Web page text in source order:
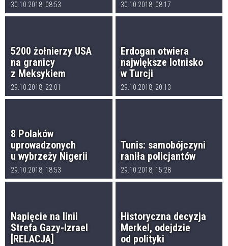
30.10.2018, 08:53 30.10.2018, 08:17
5200 żołnierzy USA
na granicy
z Meksykiem
29.10.2018, 22:01
Erdogan otwiera
największe lotnisko
w Turcji
29.10.2018, 20:13
8 Polaków
uprowadzonych
u wybrzeży Nigerii
29.10.2018, 18:53
Tunis: samobójczyni
raniła policjantów
29.10.2018, 15:28
Napięcie na linii
Strefa Gazy-Izrael
[RELACJA]
Historyczna decyzja
Merkel, odejdzie
od polityki